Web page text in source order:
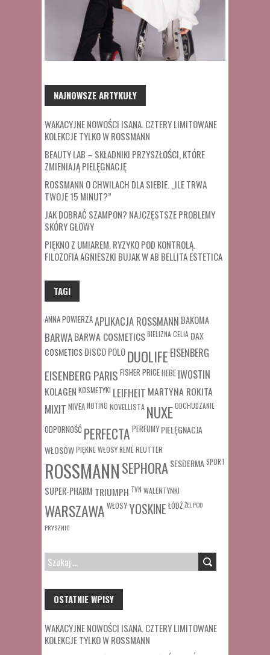
NAJNOWSZE ARTYKUŁY
WAKACYJNE NOWOŚCI ISANA. CZTERY LIMITOWANE
KOLEKCJE TYLKO W ROSSMANN
BEAUTY LAB – SKŁADNIKI PRZYSZŁOŚCI, KTÓRE
ZMIENIAJĄ PIELĘGNACJĘ
ROSSMANN O CHWILACH DLA SIEBIE. „ILE TRWA
TWOJE 15 MINUT?”
JAK DOBRAĆ SZAMPON? NAJCZĘSTSZE PROBLEMY
SKÓRY GŁOWY
PIĘKNO Z UMIAREM. RYZYKO POD KONTROLĄ.
FILOZOFIA AGNIESZKI BUJAK W AB BELLITA ESTETICA
TAGI
ANNA POWIERZAAPLIKACJA ROSSMANN BAKOMA
BARWABARWA COSMETICSBIELIZNA CELIA DAX
COSMETICSDISCO POLODUOLIFE EISENBERG
EISENBERG PARIS FISHER PRICEHEBE IWOSTIN
KOLAGEN KOSMETYKI LEIFHEIT MARTYNA ROKITA
MIXIT NIVEANOTINO NOVELLISTA NUXEODCHUDZANIE
ODPORNOŚĆ PERFECTA PERFUMY PIELĘGNACJA
WŁOSÓWPIĘKNE WŁOSYREMÉREUTTER
ROSSMANNSEPHORA SESDERMA SPORT
SUPER-PHARM TRIUMPH TVN WALENTYNKI
WARSZAWA WŁOSYYOSKINE ŁÓDŹŻEL POD
PRYSZNIC
SZUKAJ:
OSTATNIE WPISY
WAKACYJNE NOWOŚCI ISANA. CZTERY LIMITOWANE
KOLEKCJE TYLKO W ROSSMANN